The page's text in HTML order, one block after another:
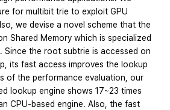
for multibit trie to exploit GPU
we devise a novel scheme that the
Shared Memory which is specialized
Since the root subtrie is accessed on
its fast access improves the lookup
of the performance evaluation, our
lookup engine shows 17~23 times
CPU-based engine. Also, the fast